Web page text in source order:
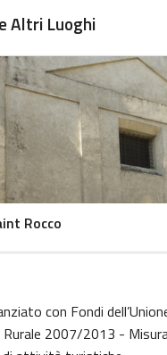
Altri Luoghi
Rocco
con Fondi
Rurale 2007/2013 -